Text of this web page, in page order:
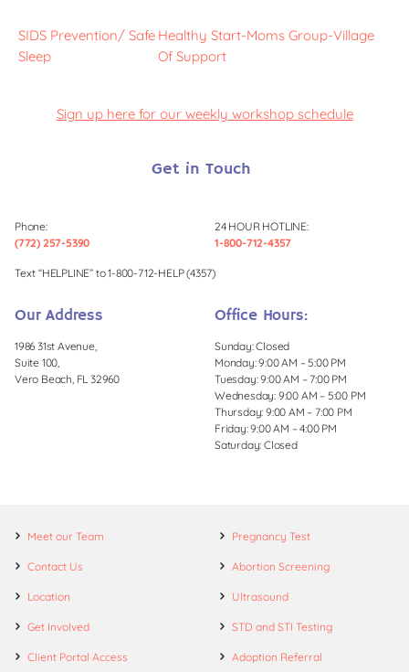
SIDS Prevention/ Safe
Sleep
Healthy Start-Moms Group-Village
Of Support
Sign up here for our weekly workshop schedule
Get in Touch
Phone:
(772) 257-5390
24 HOUR HOTLINE:
1-800-712-4357
Text “HELPLINE” to 1-800-712-HELP (4357)
Our Address
1986 31st Avenue,
Suite 100,
Vero Beach, FL 32960
Office Hours:
Sunday: Closed
Monday: 9:00 AM – 5:00 PM
Tuesday: 9:00 AM – 7:00 PM
Wednesday: 9:00 AM – 5:00 PM
Thursday: 9:00 AM – 7:00 PM
Friday: 9:00 AM – 4:00 PM
Saturday: Closed
Meet our Team
Contact Us
Location
Get Involved
Client Portal Access
Pregnancy Test
Abortion Screening
Ultrasound
STD and STI Testing
Adoption Referral